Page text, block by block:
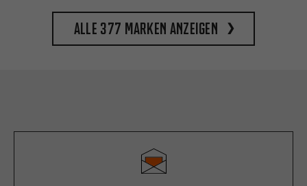
Alle 377 Marken anzeigen